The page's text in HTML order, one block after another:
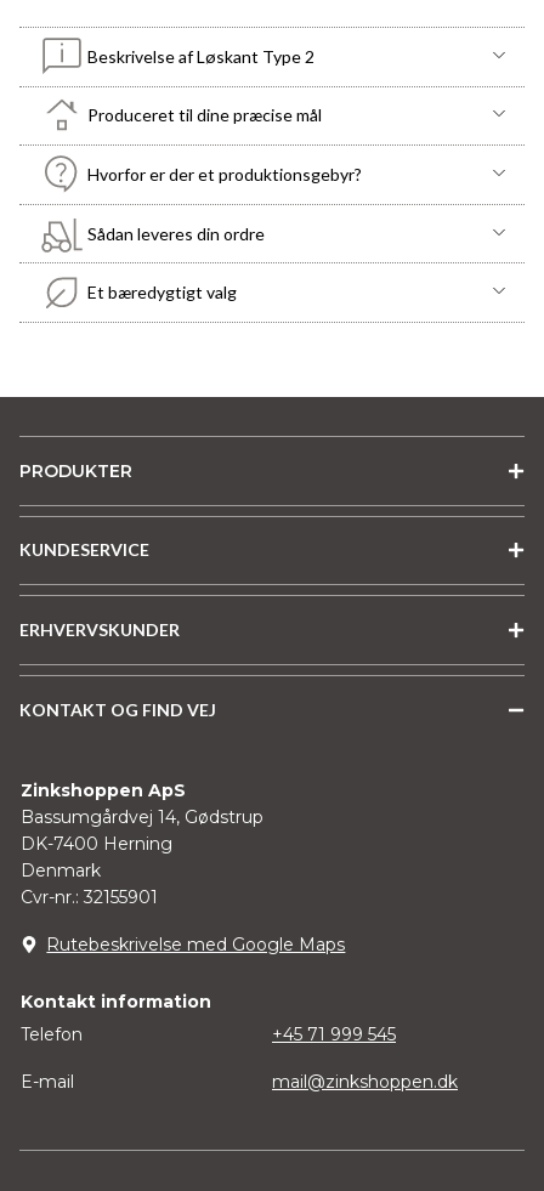
Beskrivelse af Løskant Type 2
Produceret til dine præcise mål
Hvorfor er der et produktionsgebyr?
Sådan leveres din ordre
Et bæredygtigt valg
PRODUKTER
KUNDESERVICE
ERHVERVSKUNDER
KONTAKT OG FIND VEJ
Zinkshoppen ApS
Bassumgårdvej 14, Gødstrup
DK-7400 Herning
Denmark
Cvr-nr.: 32155901
Rutebeskrivelse med Google Maps
Kontakt information
Telefon
E-mail
+45 71 999 545
mail@zinkshoppen.dk